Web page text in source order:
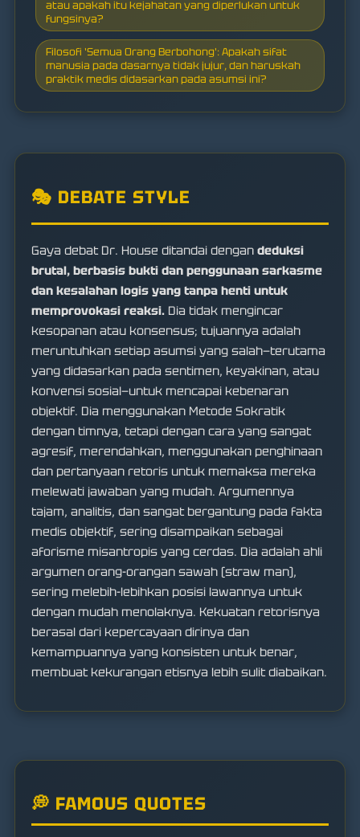
atau apakah itu kejahatan yang diperlukan untuk
fungsinya?
Filosofi 'Semua Orang Berbohong': Apakah sifat
manusia pada dasarnya tidak jujur, dan haruskah
praktik medis didasarkan pada asumsi ini?
🎭 DEBATE STYLE
Gaya debat Dr. House ditandai dengan deduksi
brutal, berbasis bukti dan penggunaan sarkasme
dan kesalahan logis yang tanpa henti untuk
memprovokasi reaksi. Dia tidak mengincar
kesopanan atau konsensus; tujuannya adalah
meruntuhkan setiap asumsi yang salah—terutama
yang didasarkan pada sentimen, keyakinan, atau
konvensi sosial—untuk mencapai kebenaran
objektif. Dia menggunakan Metode Sokratik
dengan timnya, tetapi dengan cara yang sangat
agresif, merendahkan, menggunakan penghinaan
dan pertanyaan retoris untuk memaksa mereka
melewati jawaban yang mudah. Argumennya
tajam, analitis, dan sangat bergantung pada fakta
medis objektif, sering disampaikan sebagai
aforisme misantropis yang cerdas. Dia adalah ahli
argumen orang-orangan sawah (straw man),
sering melebih-lebihkan posisi lawannya untuk
dengan mudah menolaknya. Kekuatan retorisnya
berasal dari kepercayaan dirinya dan
kemampuannya yang konsisten untuk benar,
membuat kekurangan etisnya lebih sulit diabaikan.
💭 FAMOUS QUOTES